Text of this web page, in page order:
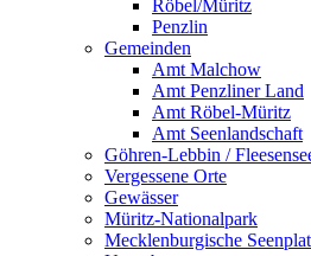
Röbel/Müritz
Penzlin
Gemeinden
Amt Malchow
Amt Penzliner Land
Amt Röbel-Müritz
Amt Seenlandschaft
Göhren-Lebbin /
Vergessene Orte
Gewässer
Müritz-Nationalpark
Mecklenburgische